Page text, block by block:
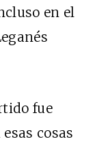
en el
fue
cosas